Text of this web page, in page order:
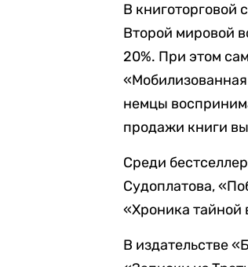
В книготорговой
Второй мировой
20%. При этом
немцы
продажи книги
Среди
Судоплатова,
«Хроника тайной
В издательстве